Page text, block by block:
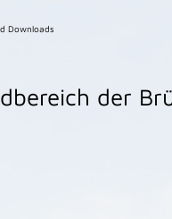
Downloads
der